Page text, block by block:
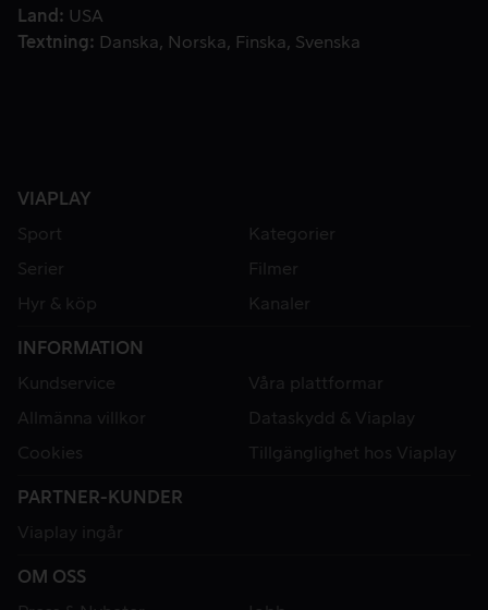
Land
USA
Textning
Danska Norska Finska Svenska
VIAPLAY
Sport
Kategorier
Serier
Filmer
Hyr & köp
Kanaler
INFORMATION
Kundservice
Våra plattformar
Allmänna villkor
Dataskydd & Viaplay
Cookies
Tillgänglighet hos Viaplay
PARTNER-KUNDER
Viaplay ingår
OM OSS